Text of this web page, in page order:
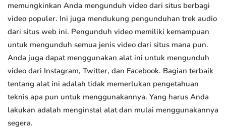
memungkinkan Anda mengunduh video dari situs berbagi
video populer. Ini juga mendukung pengunduhan trek audio
dari situs web ini. Pengunduh video memiliki kemampuan
untuk mengunduh semua jenis video dari situs mana pun.
Anda juga dapat menggunakan alat ini untuk mengunduh
video dari Instagram, Twitter, dan Facebook. Bagian terbaik
tentang alat ini adalah tidak memerlukan pengetahuan
teknis apa pun untuk menggunakannya. Yang harus Anda
lakukan adalah menginstal alat dan mulai menggunakannya
segera.